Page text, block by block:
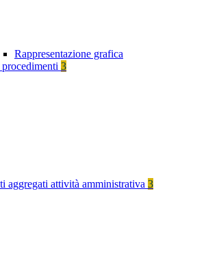
Rappresentazione grafica
3
aggregati attività amministrativa 3